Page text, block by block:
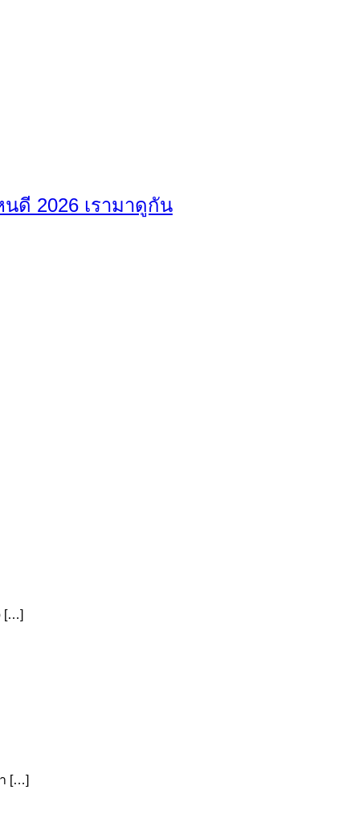
นดี 2026 เรามาดูกัน
[…]
[…]